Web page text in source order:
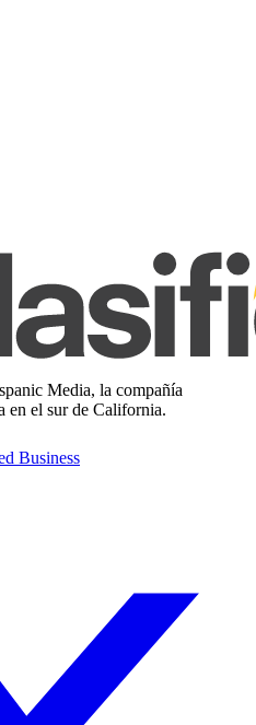
Media, la compañía
en el sur de California.
Business